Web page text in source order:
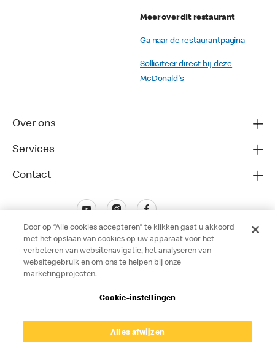
Meer over dit restaurant
Ga naar de restaurantpagina
Solliciteer direct bij deze
McDonald's
Over ons
Services
Contact
Privacy Cookies
© Copyright © 2024 McDonald's Nederland.
Door op “Alle cookies accepteren” te klikken gaat u akkoord
met het opslaan van cookies op uw apparaat voor het
verbeteren van websitenavigatie, het analyseren van
websitegebruik en om ons te helpen bij onze
marketingprojecten.
Cookie-instellingen
Alles afwijzen